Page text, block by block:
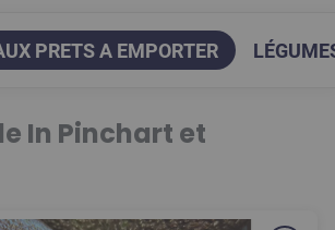
PRETS A EMPORTER
In Pinchart et